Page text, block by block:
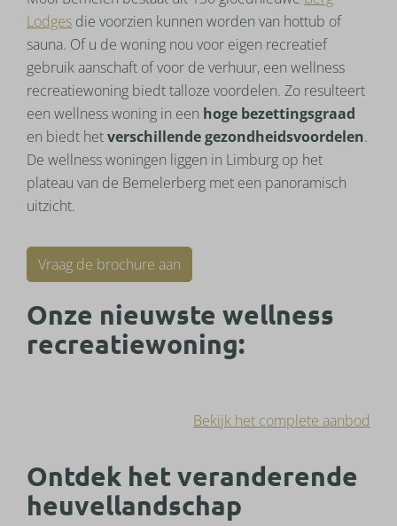
Lodges die voorzien kunnen worden van hottub of
sauna. Of u de woning nou voor eigen recreatief
gebruik aanschaft of voor de verhuur, een wellness
recreatiewoning biedt talloze voordelen. Zo resulteert
een wellness woning in een hoge bezettingsgraad
en biedt hetverschillende gezondheidsvoordelen.
De wellness woningen liggen in Limburg op het
plateau van de Bemelerberg met een panoramisch
uitzicht.
Vraag de brochure aan
Onze nieuwste wellness
recreatiewoning:
Bekijk het complete aanbod
Ontdek het veranderende
heuvellandschap